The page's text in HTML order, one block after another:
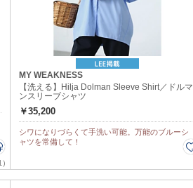
MY WEAKNESS
【洗える】Hilja Dolman Sleeve Shirt／ドルマ
ンスリーブシャツ
￥35,200
シワになりづらくて手洗い可能。万能のブルーシ
ャツを常備して！